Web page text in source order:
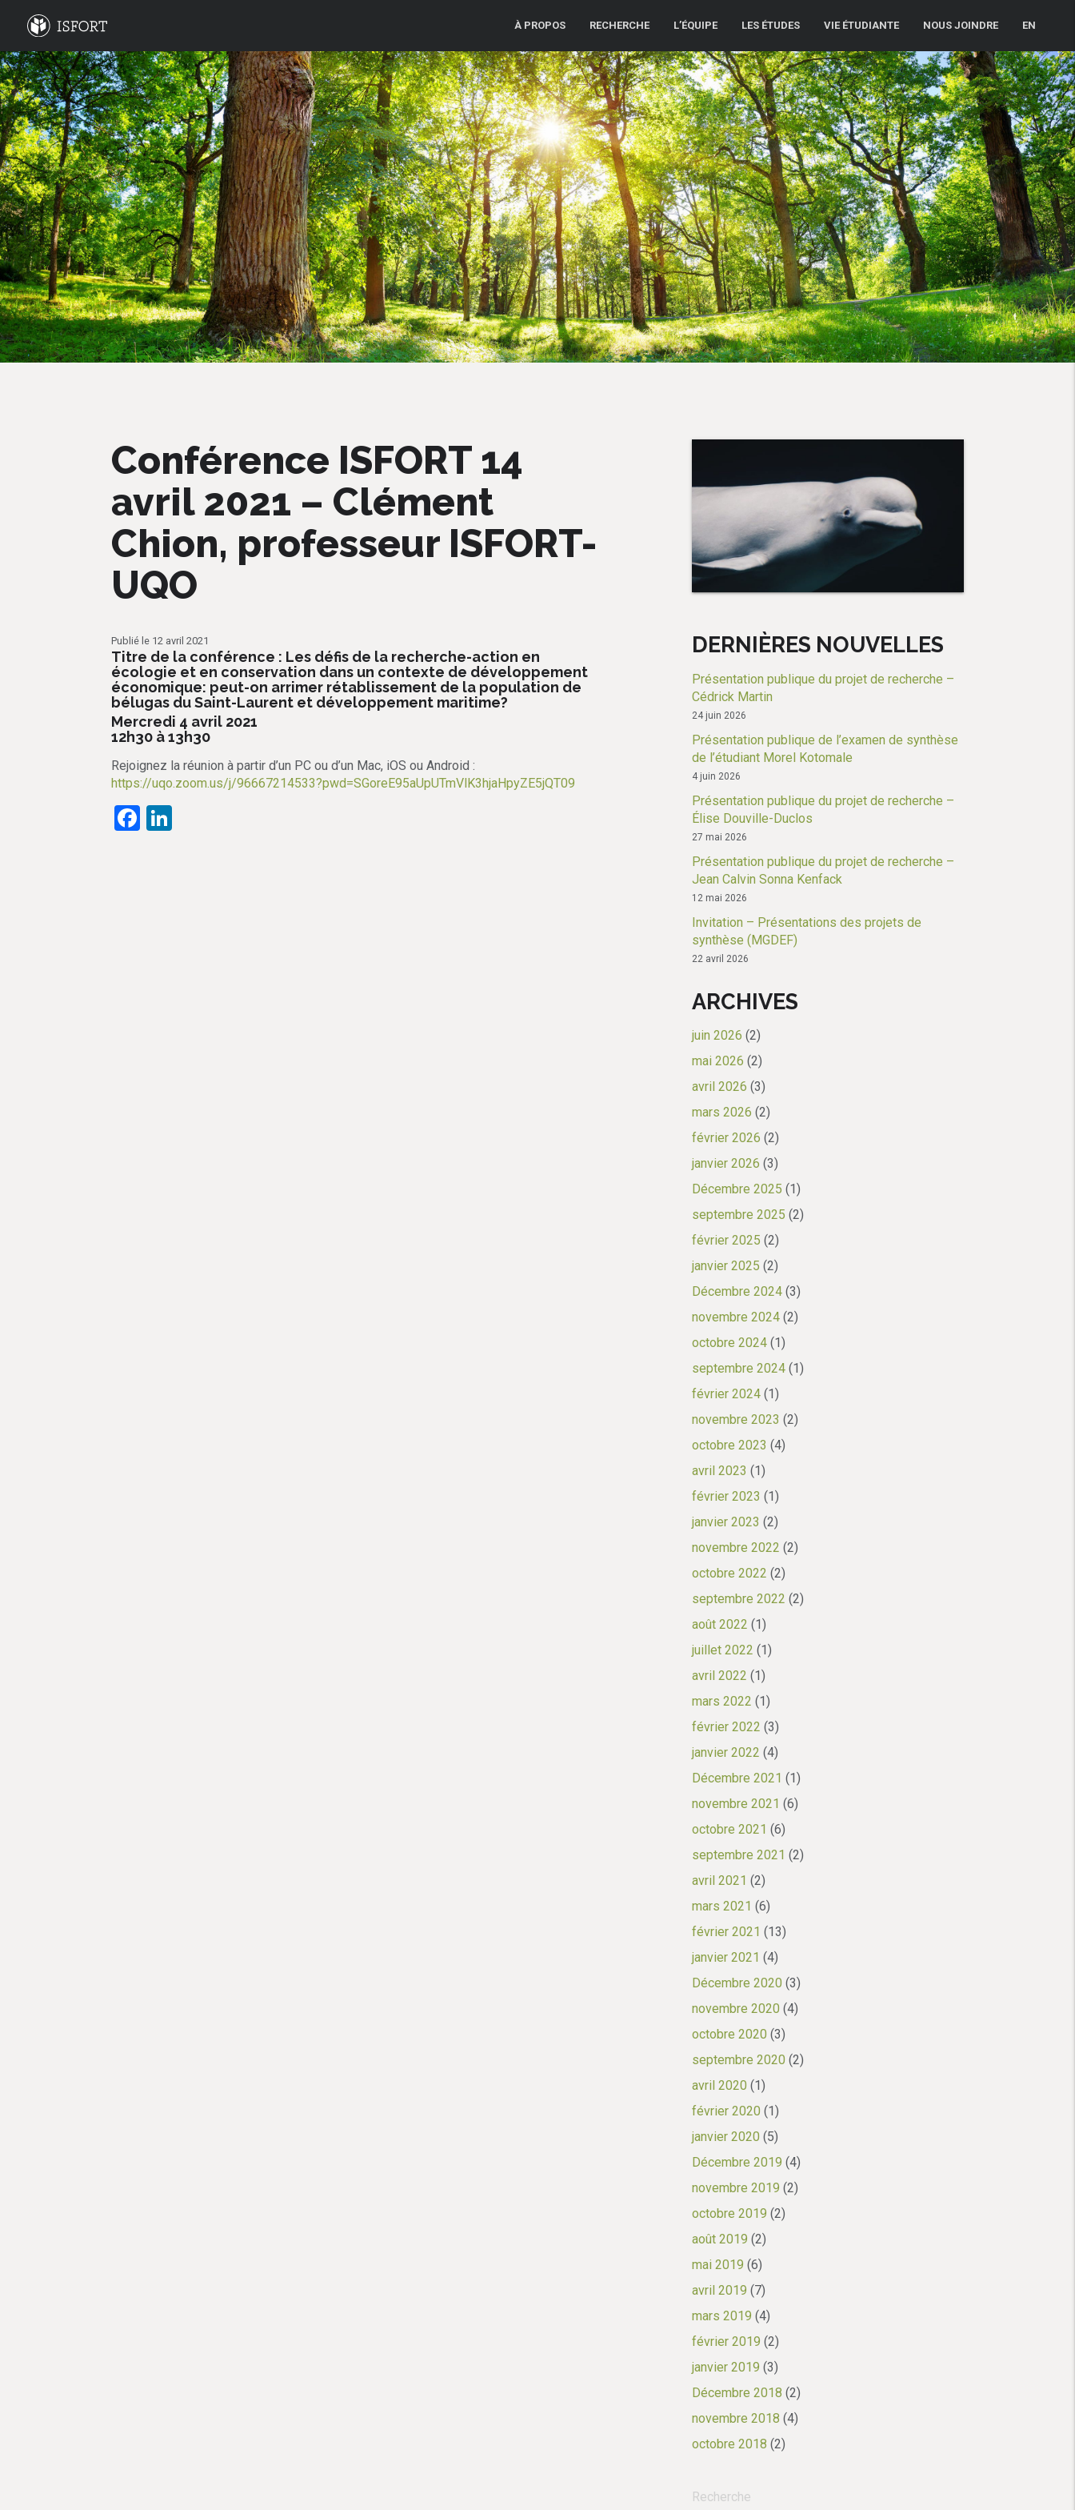
À PROPOS RECHERCHE L’ÉQUIPE LES ÉTUDES VIE ÉTUDIANTE NOUS JOINDRE EN
Conférence ISFORT 14
avril 2021 – Clément
Chion, professeur ISFORT-
UQO
Publié le 12 avril 2021
Titre de la conférence : Les défis de la recherche-action en
écologie et en conservation dans un contexte de développement
économique: peut-on arrimer rétablissement de la population de
bélugas du Saint-Laurent et développement maritime?
Mercredi 4 avril 2021
12h30 à 13h30
Rejoignez la réunion à partir d’un PC ou d’un Mac, iOS ou Android :
https://uqo.zoom.us/j/96667214533?pwd=SGoreE95aUpUTmVlK3hjaHpyZE5jQT09
Facebook
DERNIÈRES NOUVELLES
Présentation publique du projet de recherche –
Cédrick Martin
24 juin 2026
Présentation publique de l’examen de synthèse
de l’étudiant Morel Kotomale
4 juin 2026
Présentation publique du projet de recherche –
Élise Douville-Duclos
27 mai 2026
Présentation publique du projet de recherche –
Jean Calvin Sonna Kenfack
12 mai 2026
Invitation – Présentations des projets de
synthèse (MGDEF)
22 avril 2026
ARCHIVES
juin 2026 (2)
mai 2026 (2)
avril 2026 (3)
mars 2026 (2)
février 2026 (2)
janvier 2026 (3)
Décembre 2025 (1)
septembre 2025 (2)
février 2025 (2)
janvier 2025 (2)
Décembre 2024(3)
novembre 2024(2)
octobre 2024(1)
septembre 2024(1)
février 2024(1)
novembre 2023 (2)
octobre 2023 (4)
avril 2023 (1)
février 2023 (1)
janvier 2023 (2)
novembre 2022 (2)
octobre 2022 (2)
septembre 2022 (2)
août 2022 (1)
juillet 2022 (1)
avril 2022 (1)
mars 2022 (1)
février 2022 (3)
janvier 2022 (4)
Décembre 2021 (1)
novembre 2021 (6)
octobre 2021 (6)
septembre 2021 (2)
avril 2021 (2)
mars 2021 (6)
février 2021 (13)
janvier 2021 (4)
Décembre 2020 (3)
novembre 2020 (4)
octobre 2020 (3)
septembre 2020 (2)
avril 2020 (1)
février 2020 (1)
janvier 2020 (5)
Décembre 2019 (4)
novembre 2019 (2)
octobre 2019 (2)
août 2019 (2)
mai 2019 (6)
avril 2019 (7)
mars 2019 (4)
février 2019 (2)
janvier 2019 (3)
Décembre 2018 (2)
novembre 2018 (4)
octobre 2018 (2)